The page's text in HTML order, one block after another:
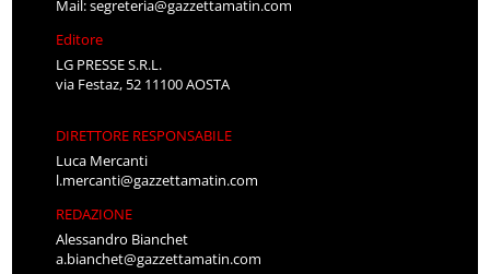
Editore
LG PRESSE S.R.L.
via Festaz, 52 11100 AOSTA
Luca Mercanti
l.mercanti@gazzettamatin.com
REDAZIONE
Alessandro Bianchet
a.bianchet@gazzettamatin.com